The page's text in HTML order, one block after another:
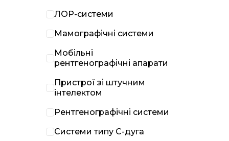
ЛОР-системи
Мамографічні системи
Мобільні
рентгенографічні апарати
Пристрої зі штучним
інтелектом
Рентгенографічні системи
Системи типу С-дуга